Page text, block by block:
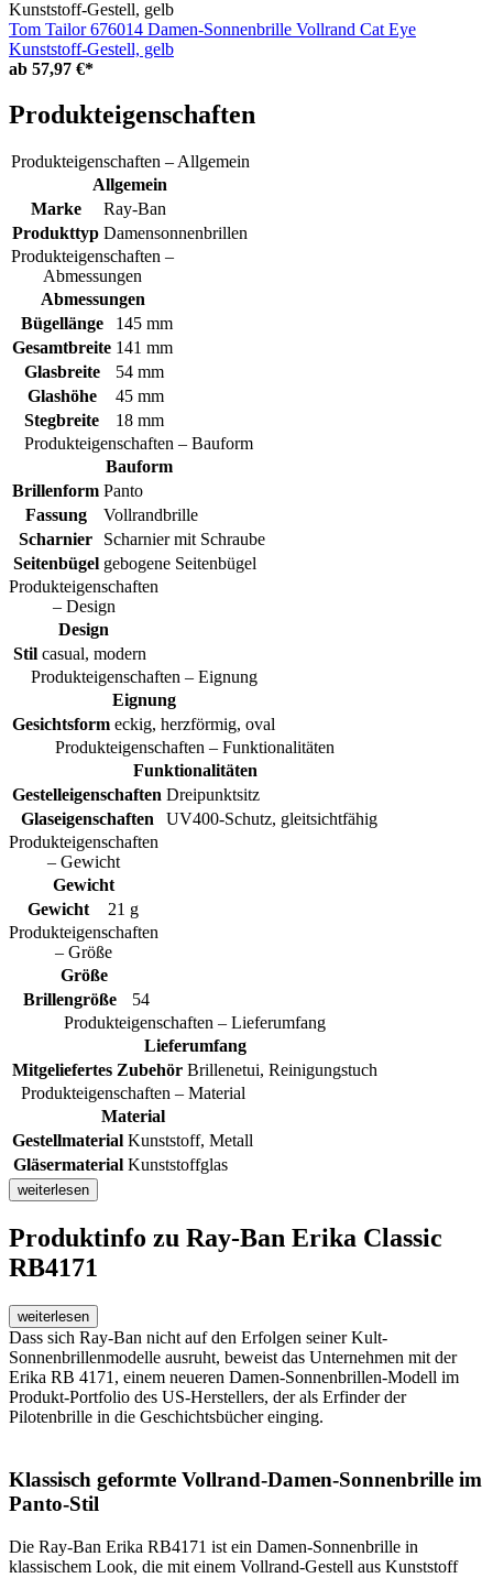
Tom Tailor 676014 Damen-Sonnenbrille Vollrand Cat Eye
Kunststoff-Gestell, gelb
ab 57,97 €*
Produkteigenschaften
Produkteigenschaften – Allgemein
Allgemein
Marke
Ray-Ban
Produkttyp Damensonnenbrillen
Produkteigenschaften –
Abmessungen
Abmessungen
Bügellänge
145 mm
Gesamtbreite 141 mm
Glasbreite
54 mm
Glashöhe
45 mm
Stegbreite
18 mm
Produkteigenschaften – Bauform
Bauform
Brillenform Panto
Fassung
Vollrandbrille
Scharnier
Scharnier mit Schraube
Seitenbügel gebogene Seitenbügel
Produkteigenschaften
– Design
Design
Stil casual, modern
Produkteigenschaften – Eignung
Eignung
Gesichtsform eckig, herzförmig, oval
Produkteigenschaften – Funktionalitäten
Funktionalitäten
Gestelleigenschaften Dreipunktsitz
Glaseigenschaften
UV400-Schutz, gleitsichtfähig
Produkteigenschaften
– Gewicht
Gewicht
Gewicht
21 g
Produkteigenschaften
– Größe
Größe
Brillengröße
54
Produkteigenschaften – Lieferumfang
Lieferumfang
Mitgeliefertes Zubehör Brillenetui, Reinigungstuch
Produkteigenschaften – Material
Material
Gestellmaterial Kunststoff, Metall
Gläsermaterial Kunststoffglas
weiterlesen
Produktinfo zu Ray-Ban Erika Classic
RB4171
weiterlesen
Dass sich Ray-Ban nicht auf den Erfolgen seiner Kult-
Sonnenbrillenmodelle ausruht, beweist das Unternehmen mit der
Erika RB 4171, einem neueren Damen-Sonnenbrillen-Modell im
Produkt-Portfolio des US-Herstellers, der als Erfinder der
Pilotenbrille in die Geschichtsbücher einging.
Klassisch geformte Vollrand-Damen-Sonnenbrille im
Panto-Stil
Die Ray-Ban Erika RB4171 ist ein Damen-Sonnenbrille in
klassischem Look, die mit einem Vollrand-Gestell aus Kunststoff